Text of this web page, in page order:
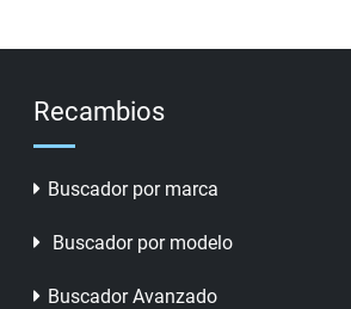
Recambios
Buscador por marca
Buscador por modelo
Buscador Avanzado